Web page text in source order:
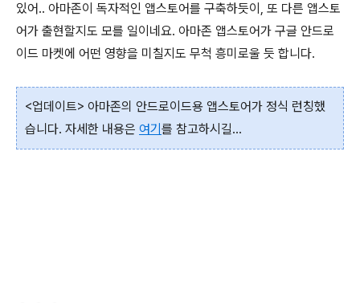
있어.. 아마존이 독자적인 앱스토어를 구축하듯이, 또 다른 앱스토
어가 출현할지도 모를 일이네요. 아마존 앱스토어가 구글 안드로
이드 마켓에 어떤 영향을 미칠지도 무척 흥미로울 듯 합니다.
<업데이트> 아마존의 안드로이드용 앱스토어가 정식 런칭했
습니다. 자세한 내용은 여기 를 참고하시길...